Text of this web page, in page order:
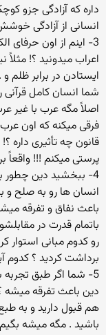
داره که آزادگی جزو
انسانی از آزادگی
3- اینم از اون حرفای
اعراب میدونید ؟!
ایستادن در برابر ظلم
شما انسان کامل قرآنی
اصلاً مگه عرب با غیر
فرقی میکنه که اون
قانون چه تأثیری
پرستی میکنم !!! واقعاً
4- ببخشید دین
انسان ها رو به صلح و
باعث نفاق و تفرقه
باتمام قدرت در
رو کدوم مبانی استوار
برداشت کردید ؟ کدوم
5- شما اگر طبق
دین باعث تفرقه میشه
هم قبول دارید و به
باشید . مگه میشه